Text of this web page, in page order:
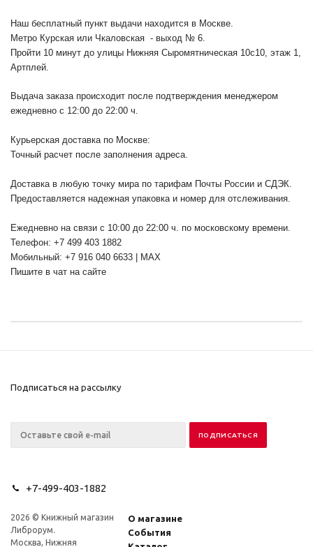
Наш бесплатный пункт выдачи находится в Москве.
Метро Курская или Чкаловская - выход № 6.
Пройти 10 минут до улицы Нижняя Сыромятническая 10с10, этаж 1,
Артплей.
Выдача заказа происходит после подтверждения менеджером
ежедневно с 12:00 до 22:00 ч.
Курьерская доставка по Москве:
Точный расчет после заполнения адреса.
Доставка в любую точку мира по тарифам Почты России и СДЭК.
Предоставляется надежная упаковка и номер для отслеживания.
Ежедневно на связи с 10:00 до 22:00 ч. по московскому времени.
Телефон: +7 499 403 1882
Мобильный: +7 916 040 6633 | MAX
Пишите в чат на сайте
Подписаться на рассылку
+7-499-403-1882
2026 © Книжный магазин
Либрорум.
Москва, Нижняя
О магазине
События